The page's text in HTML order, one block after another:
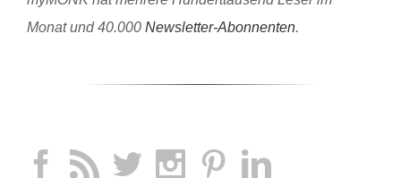
Monat und 40.000 Newsletter-Abonnenten.